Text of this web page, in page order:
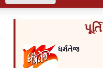
પૂર્તિ
ધર્મતેજ